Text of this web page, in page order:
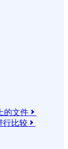
的文件 
行比较 